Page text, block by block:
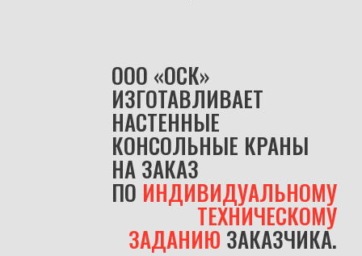
ООО «ОСК»
ИЗГОТАВЛИВАЕТ
НАСТЕННЫЕ
КОНСОЛЬНЫЕ КРАНЫ
НА ЗАКАЗ
ПО ИНДИВИДУАЛЬНОМУ
ТЕХНИЧЕСКОМУ
ЗАДАНИЮ ЗАКАЗЧИКА.